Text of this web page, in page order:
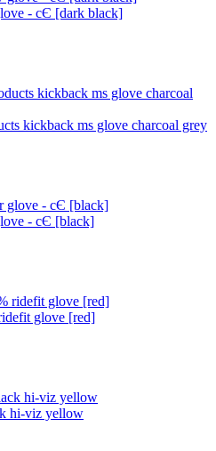
- cЄ [dark black]
kickback ms glove charcoal grey
- cЄ [black]
glove [red]
hi-viz yellow